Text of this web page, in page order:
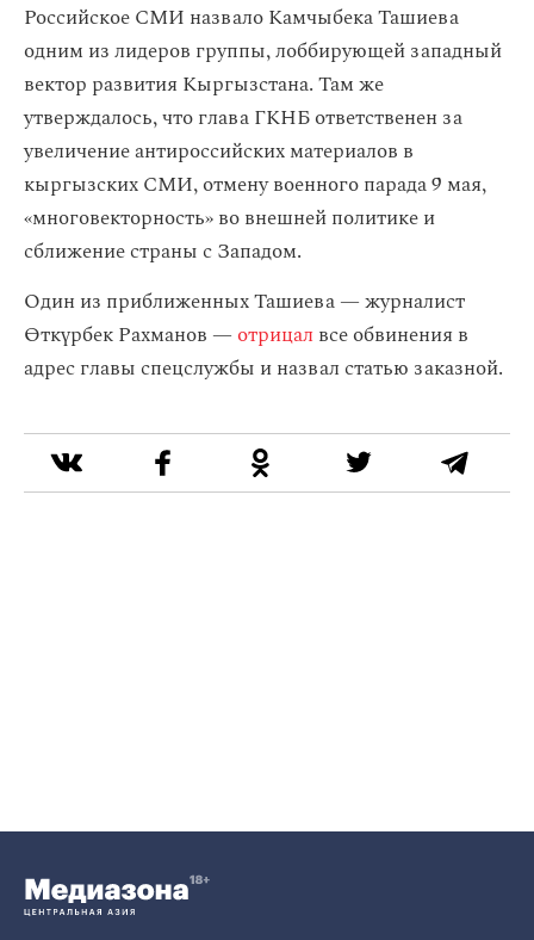
Российское СМИ назвало Камчыбека Ташиева
одним из лидеров группы, лоббирующей западный
вектор развития Кыргызстана. Там же
утверждалось, что глава ГКНБ ответственен за
увеличение антироссийских материалов в
кыргызских СМИ, отмену военного парада 9 мая,
«многовекторность» во внешней политике и
сближение страны с Западом.
Один из приближенных Ташиева — журналист
Өткүрбек Рахманов —отрицал все обвинения в
адрес главы спецслужбы и назвал статью заказной.